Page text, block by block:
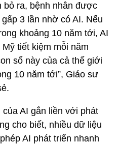
bỏ ra, bệnh nhân được
3 lần nhờ có AI. Nếu
khoảng 10 năm tới, AI
tiết kiệm mỗi năm
số này của cả thế giới
10 năm tới”, Giáo sư
AI gắn liền với phát
cho biết, nhiều dữ liệu
AI phát triển nhanh